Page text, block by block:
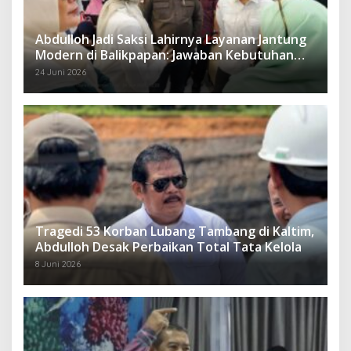
Abdulloh Jadi Saksi Lahirnya Layanan Jantung
Modern di Balikpapan: Jawaban Kebutuhan
Rakyat
24 Juni 2026
Tragedi 53 Korban Lubang Tambang di Kaltim,
Abdulloh Desak Perbaikan Total Tata Kelola
8 Juni 2026